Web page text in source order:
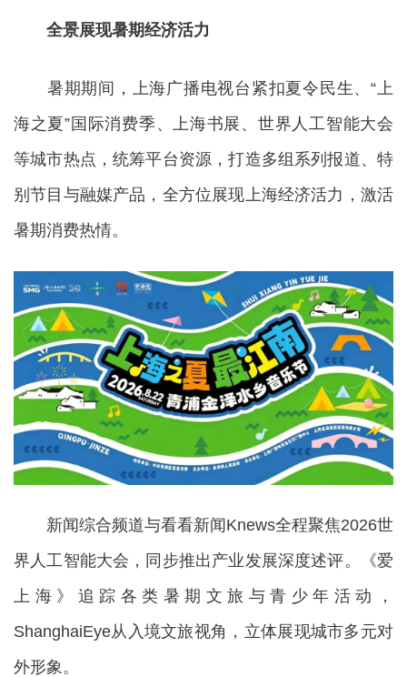
全景展现暑期经济活力
暑期期间，上海广播电视台紧扣夏令民生、“上
海之夏”国际消费季、上海书展、世界人工智能大会
等城市热点，统筹平台资源，打造多组系列报道、特
别节目与融媒产品，全方位展现上海经济活力，激活
暑期消费热情。
新闻综合频道与看看新闻Knews全程聚焦2026世
界人工智能大会，同步推出产业发展深度述评。《爱
上海》追踪各类暑期文旅与青少年活动，
ShanghaiEye从入境文旅视角，立体展现城市多元对
外形象。